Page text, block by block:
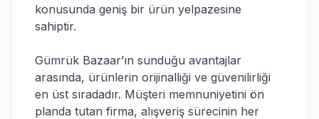
konusunda geniş bir ürün yelpazesine
sahiptir.
Gümrük Bazaar’ın sunduğu avantajlar
arasında, ürünlerin orijinalliği ve güvenilirliği
en üst sıradadır. Müşteri memnuniyetini ön
planda tutan firma, alışveriş sürecinin her